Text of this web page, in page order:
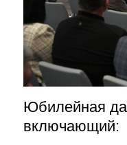
Юбилейная
включающий: